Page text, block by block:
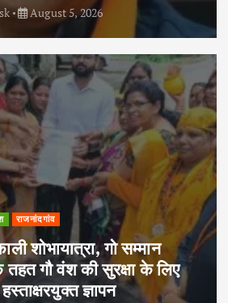
August 5, 2026
राजनांदगांव
शोभायात्रा, गो सम्मान
गौ वंश की सुरक्षा के लिए
ज्ञापन